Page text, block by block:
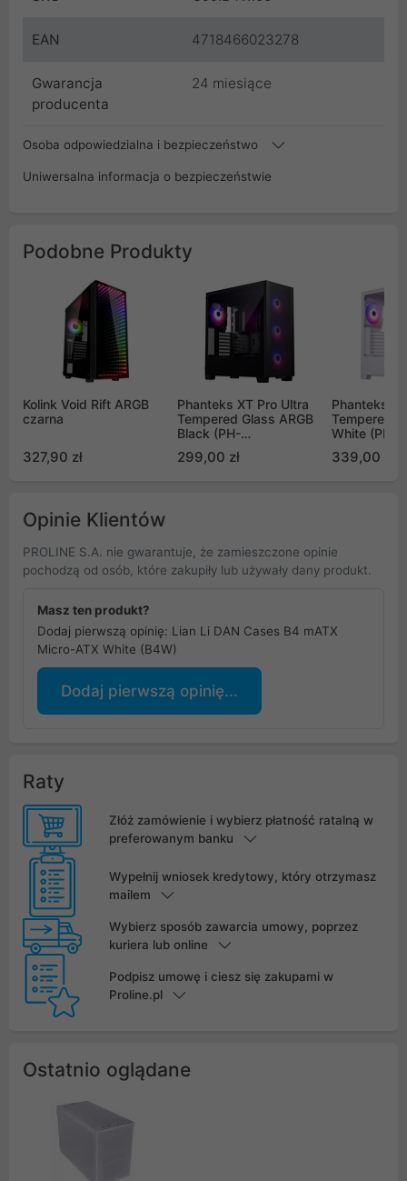
EAN 4718466023278
Gwarancja
producenta
24 miesiące
Osoba odpowiedzialna i bezpieczeństwo
Uniwersalna informacja o bezpieczeństwie
Podobne Produkty
Kolink Void Rift ARGB
czarna
327,90 zł
Phanteks XT Pro Ultra
Tempered Glass ARGB
Black (PH-
299,00 zł
Phanteks
Tempered
White (PH-
339,00 zł
Opinie Klientów
PROLINE S.A. nie gwarantuje, że zamieszczone opinie
pochodzą od osób, które zakupiły lub używały dany produkt.
Masz ten produkt?
Dodaj pierwszą opinię: Lian Li DAN Cases B4 mATX
Micro-ATX White (B4W)
Dodaj pierwszą opinię...
Raty
Złóż zamówienie i wybierz płatność ratalną w
preferowanym banku
Wypełnij wniosek kredytowy, który otrzymasz
mailem
Wybierz sposób zawarcia umowy, poprzez
kuriera lub online
Podpisz umowę i ciesz się zakupami w
Proline.pl
Ostatnio oglądane